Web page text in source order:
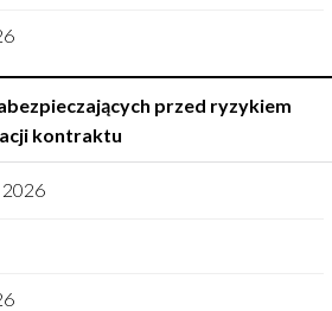
przed ryzykiem
kontraktu
2026